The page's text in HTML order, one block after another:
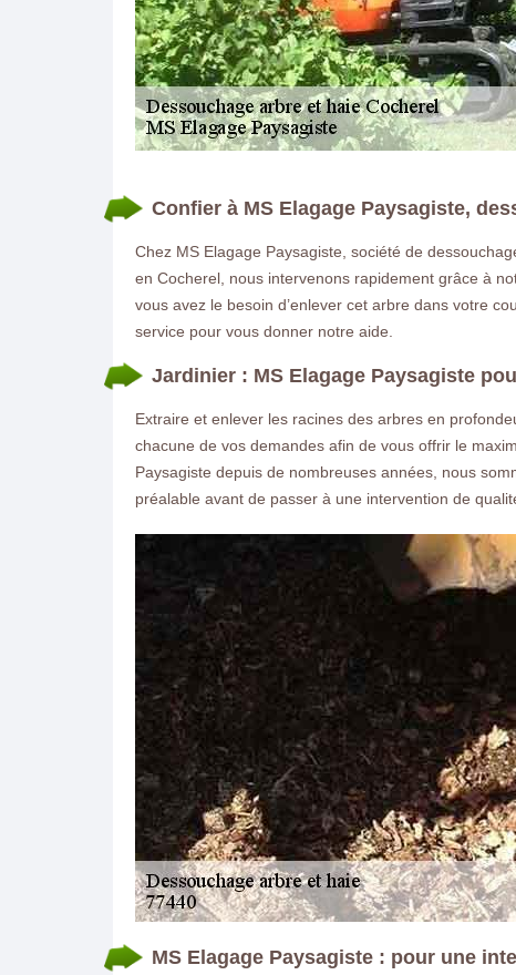
ON VOUS RAPPELLE GRATUITEMENT
Confier à MS Elagage Paysagiste,
Chez MS Elagage Paysagiste, société de
en Cocherel, nous intervenons rapidement grâce à
vous avez le besoin d’enlever cet arbre dans votre
service pour vous donner notre aide.
Jardinier : MS Elagage Paysagiste
Extraire et enlever les racines des arbres en
chacune de vos demandes afin de vous offrir le
Paysagiste depuis de nombreuses années, nous
préalable avant de passer à une intervention de
MS Elagage Paysagiste : pour une